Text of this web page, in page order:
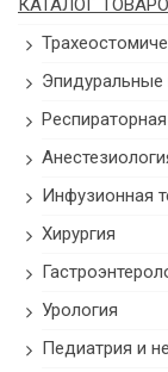
КАТАЛОГ
Инфузионная
Хирургия
Урология
Педиатрия и